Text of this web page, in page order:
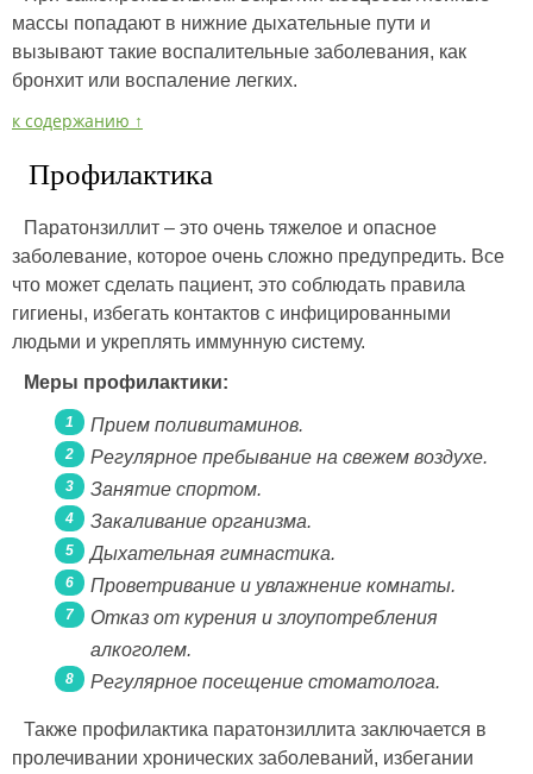
массы попадают в нижние дыхательные пути и
вызывают такие воспалительные заболевания, как
бронхит или воспаление легких.
к содержанию ↑
Профилактика
Паратонзиллит – это очень тяжелое и опасное
заболевание, которое очень сложно предупредить. Все
что может сделать пациент, это соблюдать правила
гигиены, избегать контактов с инфицированными
людьми и укреплять иммунную систему.
Меры профилактики:
Прием поливитаминов.
Регулярное пребывание на свежем воздухе.
Занятие спортом.
Закаливание организма.
Дыхательная гимнастика.
Проветривание и увлажнение комнаты.
Отказ от курения и злоупотребления
алкоголем.
Регулярное посещение стоматолога.
Также профилактика паратонзиллита заключается в
пролечивании хронических заболеваний, избегании